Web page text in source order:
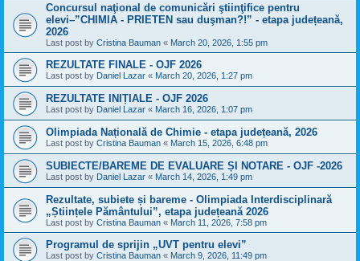
Concursul naţional de comunicări ştiinţifice pentru
elevi–”CHIMIA - PRIETEN sau duşman?!” - etapa județeană,
2026
Last post by Cristina Bauman « March 20, 2026, 1:55 pm
REZULTATE FINALE - OJF 2026
Last post by Daniel Lazar « March 20, 2026, 1:27 pm
REZULTATE INIȚIALE - OJF 2026
Last post by Daniel Lazar « March 16, 2026, 1:07 pm
Olimpiada Națională de Chimie - etapa județeană, 2026
Last post by Cristina Bauman « March 15, 2026, 6:48 pm
SUBIECTE/BAREME DE EVALUARE ȘI NOTARE - OJF -2026
Last post by Daniel Lazar « March 14, 2026, 1:49 pm
Rezultate, subiete și bareme - Olimpiada Interdisciplinară
„Științele Pământului”, etapa județeană 2026
Last post by Cristina Bauman « March 11, 2026, 7:58 pm
Programul de sprijin „UVT pentru elevi”
Last post by Cristina Bauman « March 9, 2026, 11:49 pm